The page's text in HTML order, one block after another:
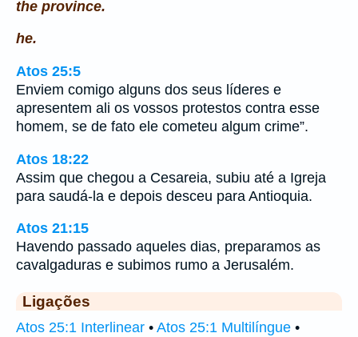
the province.
he.
Atos 25:5
Enviem comigo alguns dos seus líderes e
apresentem ali os vossos protestos contra esse
homem, se de fato ele cometeu algum crime”.
Atos 18:22
Assim que chegou a Cesareia, subiu até a Igreja
para saudá-la e depois desceu para Antioquia.
Atos 21:15
Havendo passado aqueles dias, preparamos as
cavalgaduras e subimos rumo a Jerusalém.
Ligações
Atos 25:1 Interlinear • Atos 25:1 Multilíngue •